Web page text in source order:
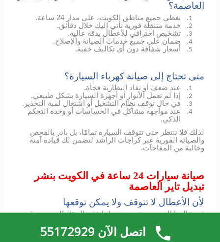
العاصمة؟
1. نغطي جميع مناطق الكويت، على مدار 24 ساعة.
2. خدمة متنقلة فورية نأتي إليك خلال دقائق.
3. تشخيص احترافي للأعطال بدقة عالية.
4. ضمان على جميع خدمات الصيانة والإصلاح.
5. أسعار شفافة دون أي تكاليف خفية.
متى تحتاج إلى صيانة كهرباء السيارة؟
1. عند ضعف أو نفاد البطارية فجأة.
2. إذا لم تعمل الأنوار أو أجهزة السيارة بشكل طبيعي.
3. في حال توقف نظام التشغيل أو اشتعال لمبة التحذير.
4.
عند مواجهة مشاكل في الحساسات أو وحدة التحكم
الذكي.
لذلك فلا تنتظر حتى تتوقف السيارة تمامًا، بل بادر بالفحص
والصيانة الفورية عبر كراجات الراشد لنضمن لك قيادة آمنة
وخالية من المفاجآت.
صيانة سيارات 24 ساعة في الكويت بنشر
تبديل تاير العاصمة
لأن الأعطال لا تتوقف ولا يمكن توقعها
في عالمنا اليوم، حيث تعتمد حياتنا على التنقل المستمر، قد
اتصل الآن 55172929